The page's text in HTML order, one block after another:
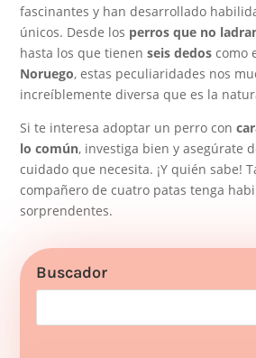
fascinantes y han desarrollado
únicos. Desde los perros que no
hasta los que tienenseis dedos como
Noruego, estas peculiaridades nos
increíblemente diversa que es la
Si te interesa adoptar un perro con
lo común, investiga bien y asegúrate
cuidado que necesita. ¡Y quién sabe!
compañero de cuatro patas tenga
sorprendentes.
Buscador